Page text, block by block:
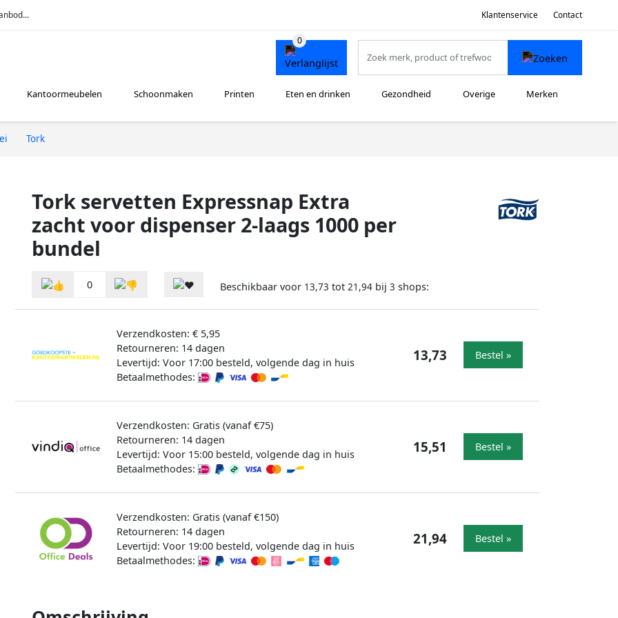
Klantenservice Contact
Kantoormeubelen Schoonmaken Printen Eten en drinken Gezondheid Overige Merken
Tork
Tork servetten Expressnap Extra
zacht voor dispenser 2-laags 1000 per
bundel
0 Beschikbaar voor 13,73 tot 21,94 bij 3 shops:
Verzendkosten: € 5,95
Retourneren: 14 dagen
Levertijd: Voor 17:00 besteld, volgende dag in huis
Betaalmethodes:
13,73 Bestel »
Verzendkosten: Gratis (vanaf €75)
Retourneren: 14 dagen
Levertijd: Voor 15:00 besteld, volgende dag in huis
Betaalmethodes:
15,51 Bestel »
Verzendkosten: Gratis (vanaf €150)
Retourneren: 14 dagen
Levertijd: Voor 19:00 besteld, volgende dag in huis
Betaalmethodes:
21,94 Bestel »